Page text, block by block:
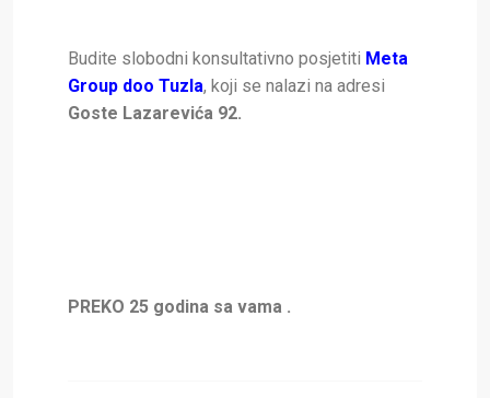
Budite slobodni konsultativno posjetiti Meta
Group doo Tuzla, koji se nalazi na adresi
Goste Lazarevića 92.
PREKO 25 godina sa vama .